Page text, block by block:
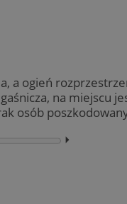
a ogień
na miejscu
osób
⏵︎